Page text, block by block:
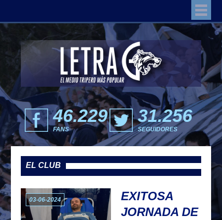
46.229
FANS
31.256
SEGUIDORES
EL CLUB
03-06-2024
EXITOSA
JORNADA DE